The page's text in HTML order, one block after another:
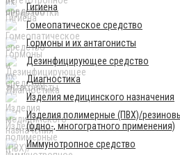
Гигиена
Гомеопатическое средство
Гормоны и их антагонисты
Дезинфицирующее средство
Диагностика
Изделия медицинского назначения
Изделия полимерные (ПВХ)/
(одно-, многогратного применения)
Иммунотропное средство